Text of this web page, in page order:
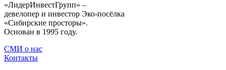
«ЛидерИнвестГрупп» –
девелопер и инвестор Эко-посёлка
«Сибирские просторы».
Основан в 1995 году.
СМИ о нас
Контакты